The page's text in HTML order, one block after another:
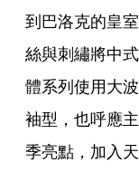
到巴洛克的皇
絲與刺繡將中
體系列使用大
袖型，也呼應
季亮點，加入